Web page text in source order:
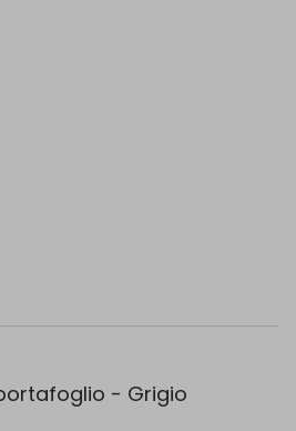
- Grigio